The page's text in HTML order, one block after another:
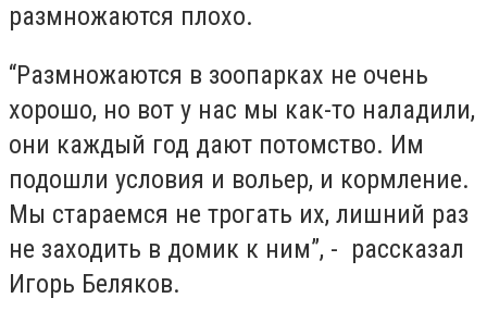
размножаются плохо.
“Размножаются в зоопарках не очень
хорошо, но вот у нас мы как-то наладили,
они каждый год дают потомство. Им
подошли условия и вольер, и кормление.
Мы стараемся не трогать их, лишний раз
не заходить в домик к ним”, - рассказал
Игорь Беляков.